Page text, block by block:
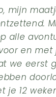
mijn
alle
en met
we eerst
je 12